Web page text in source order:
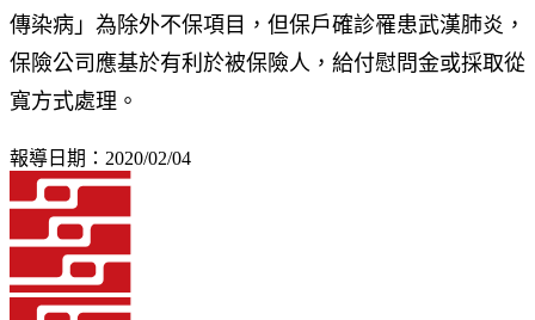
傳染病」為除外不保項目，但保戶確診罹患武漢肺炎，
保險公司應基於有利於被保險人，給付慰問金或採取從
寬方式處理。
報導日期：2020/02/04